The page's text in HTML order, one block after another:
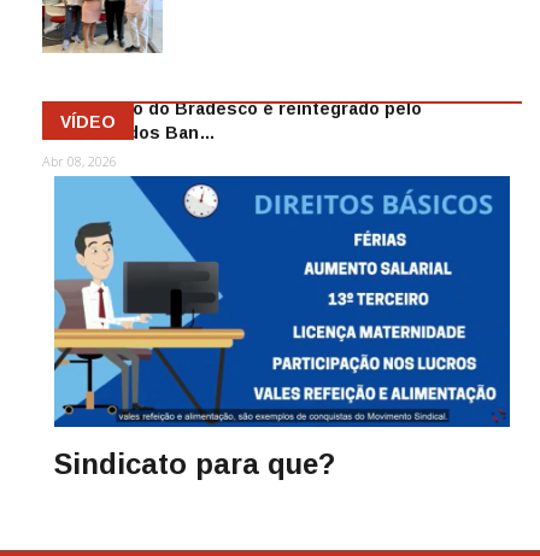
as demiss…
Mai 13, 2026
Funcionário do Bradesco é reintegrado pelo
Sindicato dos Ban…
Abr 08, 2026
VÍDEO
Sindicato para que?